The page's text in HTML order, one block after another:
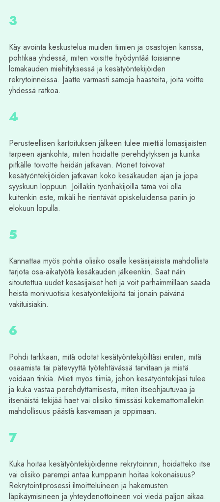
3
Käy avointa keskustelua muiden tiimien ja osastojen kanssa,
pohtikaa yhdessä, miten voisitte hyödyntää toisianne
lomakauden miehityksessä ja kesätyöntekijöiden
rekrytoinneissa. Jaatte varmasti samoja haasteita, joita voitte
yhdessä ratkoa.
4
Perusteellisen kartoituksen jälkeen tulee miettiä lomasijaisten
tarpeen ajankohta, miten hoidatte perehdytyksen ja kuinka
pitkälle toivotte heidän jatkavan. Monet toivovat
kesätyöntekijöiden jatkavan koko kesäkauden ajan ja jopa
syyskuun loppuun. Joillakin työnhakijoilla tämä voi olla
kuitenkin este, mikäli he rientävät opiskeluidensa pariin jo
elokuun lopulla.
5
Kannattaa myös pohtia olisiko osalle kesäsijaisista mahdollista
tarjota osa-aikatyötä kesäkauden jälkeenkin. Saat näin
sitoutettua uudet kesäsijaiset heti ja voit parhaimmillaan saada
heistä monivuotisia kesätyöntekijöitä tai jonain päivänä
vakituisiakin.
6
Pohdi tarkkaan, mitä odotat kesätyöntekijöiltäsi eniten, mitä
osaamista tai pätevyyttä työtehtävässä tarvitaan ja mistä
voidaan tinkiä. Mieti myös tiimiä, johon kesätyöntekijäsi tulee
ja kuka vastaa perehdyttämisestä, miten itseohjautuvaa ja
itsenäistä tekijää haet vai olisiko tiimissäsi kokemattomallekin
mahdollisuus päästä kasvamaan ja oppimaan.
7
Kuka hoitaa kesätyöntekijöidenne rekrytoinnin, hoidatteko itse
vai olisiko parempi antaa kumppanin hoitaa kokonaisuus?
Rekrytointiprosessi ilmoitteluineen ja hakemusten
läpikäymisineen ja yhteydenottoineen voi viedä paljon aikaa.